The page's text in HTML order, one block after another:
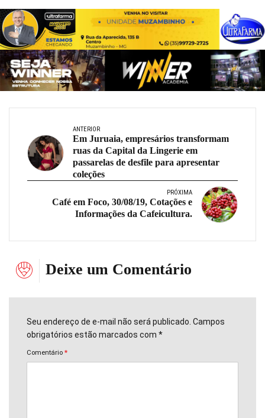
ANTERIOR
Em Juruaia, empresários transformam
ruas da Capital da Lingerie em
passarelas de desfile para apresentar
coleções
PRÓXIMA
Café em Foco, 30/08/19, Cotações e
Informações da Cafeicultura.
Deixe um Comentário
Seu endereço de e-mail não será publicado. Campos
obrigatórios estão marcados com *
Comentário *